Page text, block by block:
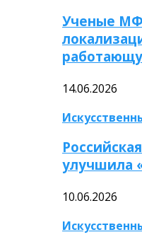
Ученые
14.06.2026
улучшила
10.06.2026